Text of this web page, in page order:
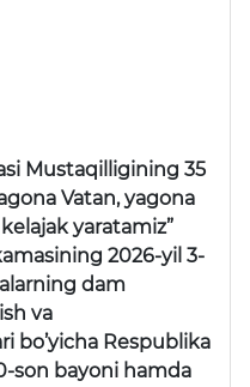
Mustaqilligining 35
Vatan, yagona
yaratamiz”
2026-yil 3-
dam
va
bo’yicha Respublika
son bayoni hamda